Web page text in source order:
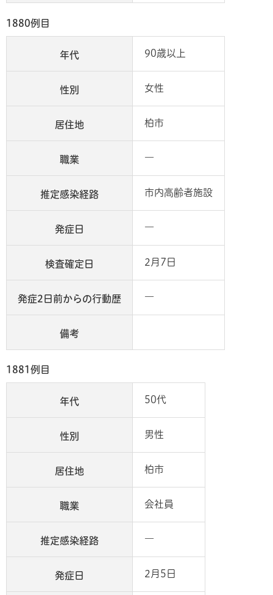
1880例目
年代 90歳以上
性別 女性
居住地 柏市
職業 ―
推定感染経路 市内高齢者施設
発症日 ―
検査確定日 2月7日
発症2日前からの行動歴 ―
備考
1881例目
年代 50代
性別 男性
居住地 柏市
職業 会社員
推定感染経路 ―
発症日 2月5日